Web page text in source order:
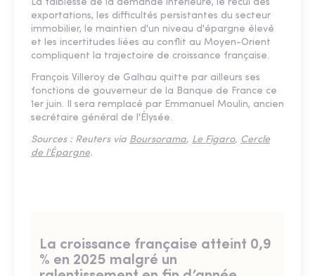
La faiblesse de la demande intérieure, le recul des
exportations, les difficultés persistantes du secteur
immobilier, le maintien d'un niveau d'épargne élevé
et les incertitudes liées au conflit au Moyen-Orient
compliquent la trajectoire de croissance française.
François Villeroy de Galhau quitte par ailleurs ses
fonctions de gouverneur de la Banque de France ce
1er juin. Il sera remplacé par Emmanuel Moulin, ancien
secrétaire général de l'Élysée.
Sources : Reuters via Boursorama, Le Figaro, Cercle
de l'Épargne.
La croissance française atteint 0,9
% en 2025 malgré un